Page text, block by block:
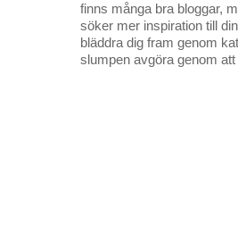
finns många bra bloggar,
söker mer inspiration till
bläddra dig fram genom
slumpen avgöra genom